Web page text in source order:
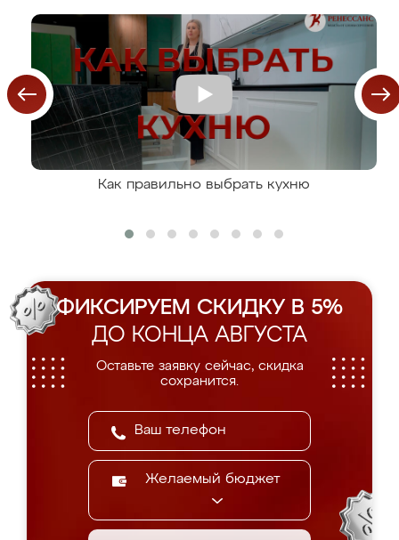
Как правильно выбрать кухню
ФИКСИРУЕМ СКИДКУ В 5%
ДО КОНЦА АВГУСТА
Оставьте заявку сейчас, скидка
сохранится.
Желаемый бюджет